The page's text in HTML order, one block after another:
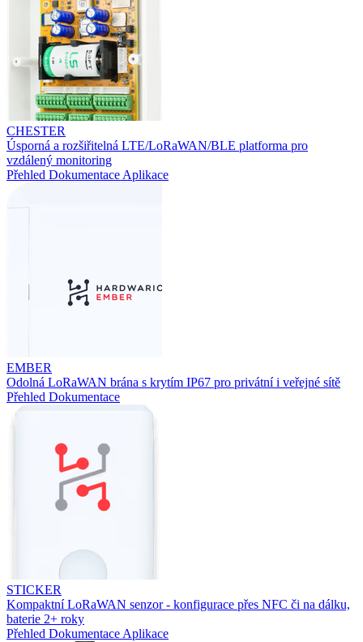
CHESTER
Úsporná a rozšiřitelná LTE/LoRaWAN/BLE platforma pro
vzdálený monitoring
Přehled Dokumentace Aplikace
EMBER
Odolná LoRaWAN brána s krytím IP67 pro privátní i veřejné sítě
Přehled Dokumentace
STICKER
Kompaktní LoRaWAN senzor - konfigurace přes NFC či na dálku,
baterie 2+ roky
Přehled Dokumentace Aplikace